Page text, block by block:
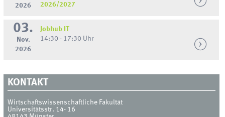
2026
2026/2027
03.
Nov.
2026
Jobhub IT
14:30 - 17:30 Uhr
KONTAKT
Wirtschaftswissenschaftliche Fakultät
Universitätsstr. 14- 16